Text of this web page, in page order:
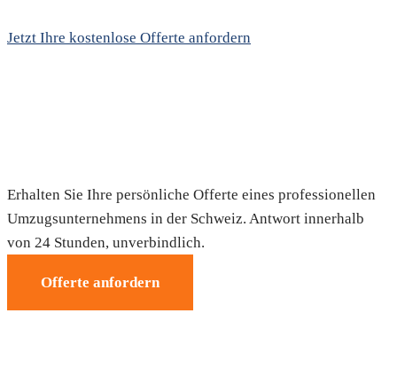
Jetzt Ihre kostenlose Offerte anfordern
Erhalten Sie Ihre persönliche Offerte eines professionellen
Umzugsunternehmens in der Schweiz. Antwort innerhalb
von 24 Stunden, unverbindlich.
Offerte anfordern